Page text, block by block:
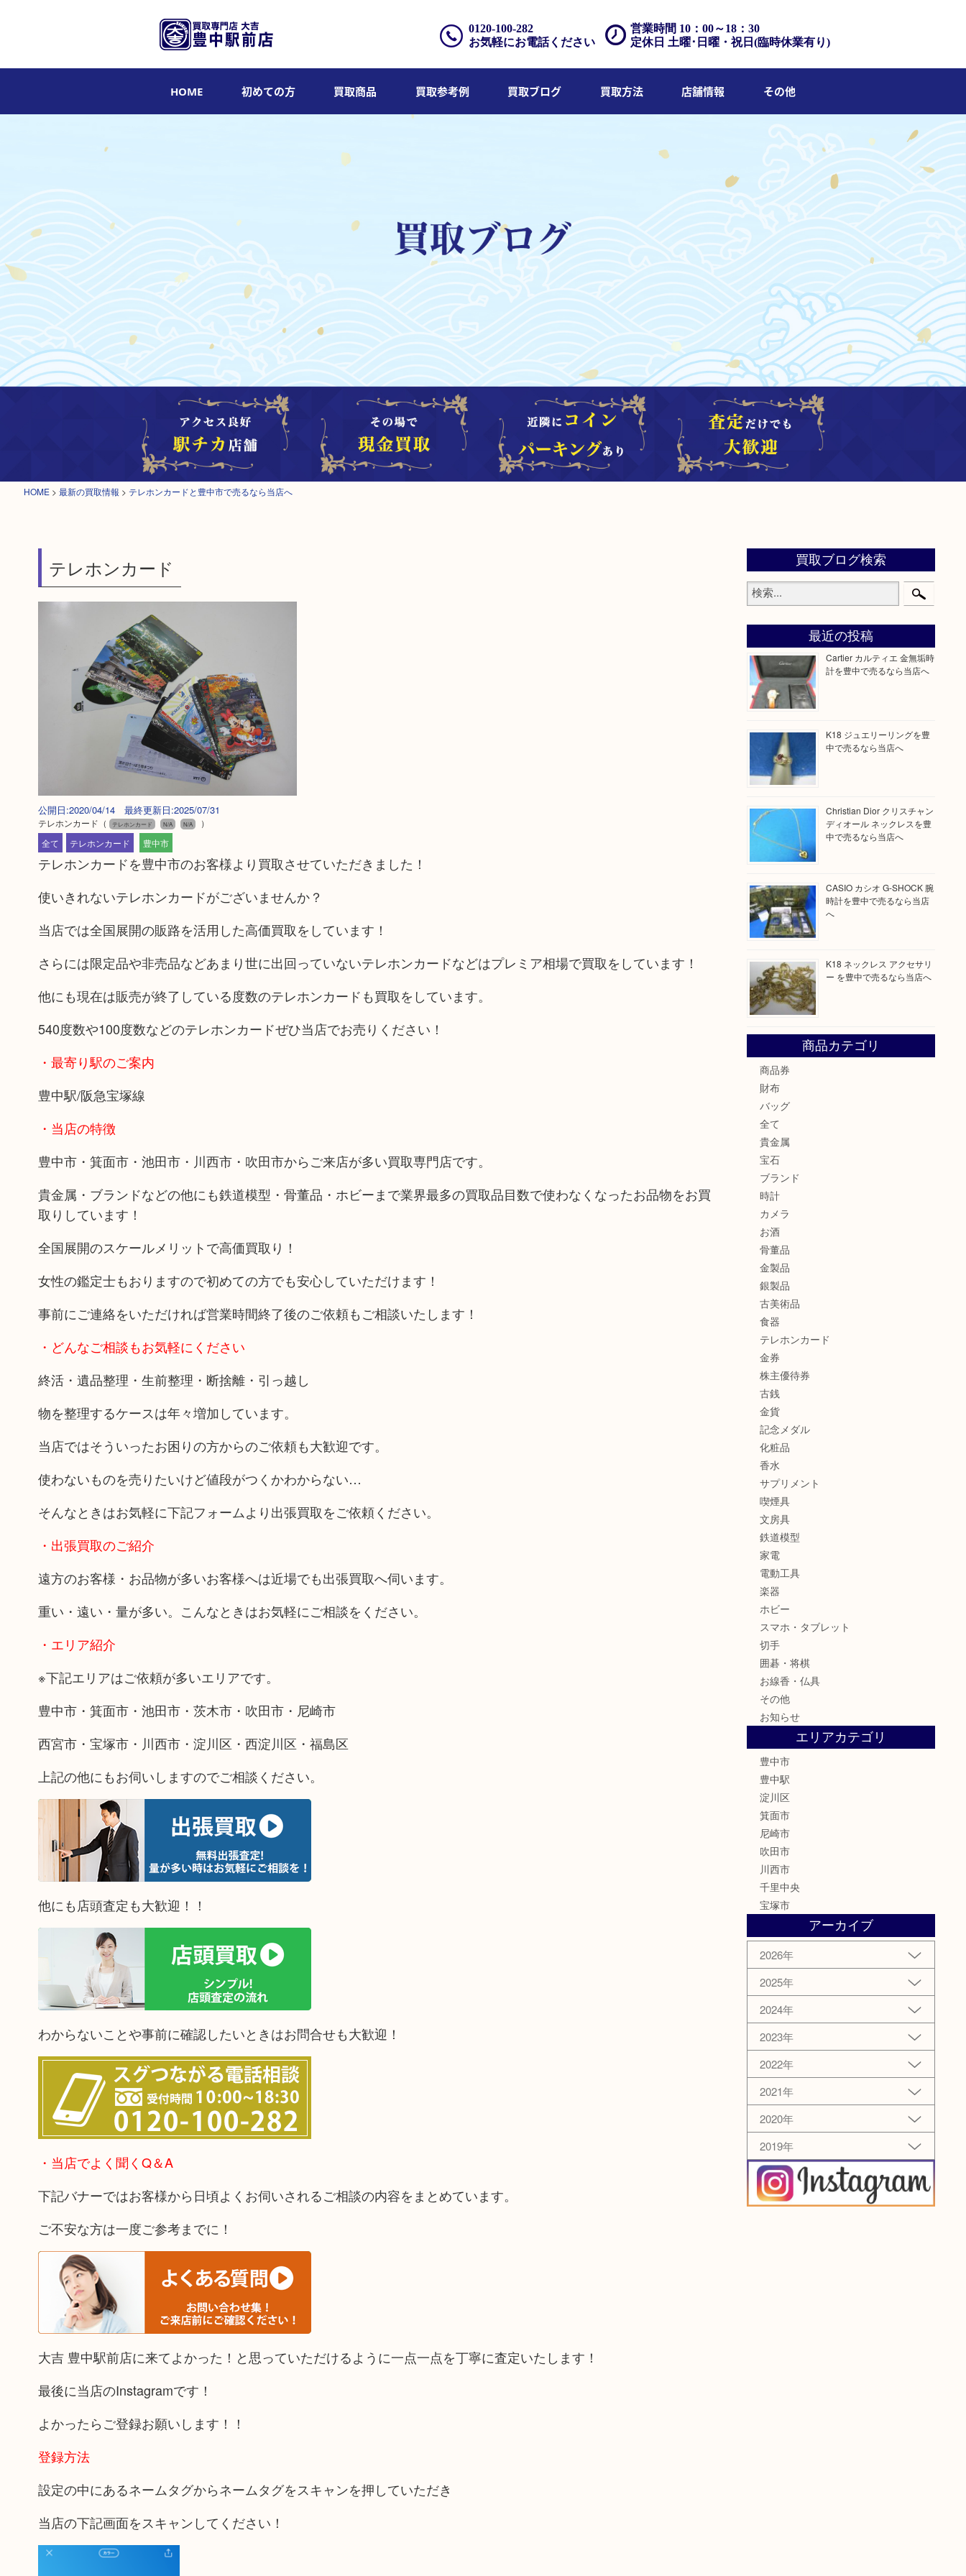
営業時間 10：00～18：30
定休日 土曜･日曜・祝日(臨時休業有り)
0120-100-282
お気軽にお電話ください
HOME 初めての方 買取商品 買取参考例 買取ブログ 買取方法 店舗情報 その他
HOME > 最新の買取情報 > テレホンカードと豊中市で売るなら当店へ
テレホンカード
公開日:2020/04/14 最終更新日:2025/07/31
テレホンカード （ テレホンカード N/A N/A
）
全て
テレホンカード 豊中市
テレホンカードを豊中市のお客様より買取させていただきました！
使いきれないテレホンカードがございませんか？
当店では全国展開の販路を活用した高価買取をしています！
さらには限定品や非売品などあまり世に出回っていないテレホンカードなどはプレミア相場で買取をしています！
他にも現在は販売が終了している度数のテレホンカードも買取をしています。
540度数や100度数などのテレホンカードぜひ当店でお売りください！
・最寄り駅のご案内
豊中駅/阪急宝塚線
・当店の特徴
豊中市・箕面市・池田市・川西市・吹田市からご来店が多い買取専門店です。
貴金属・ブランドなどの他にも鉄道模型・骨董品・ホビーまで業界最多の買取品目数で使わなくなったお品物をお買
取りしています！
全国展開のスケールメリットで高価買取り！
女性の鑑定士もおりますので初めての方でも安心していただけます！
事前にご連絡をいただければ営業時間終了後のご依頼もご相談いたします！
・どんなご相談もお気軽にください
終活・遺品整理・生前整理・断捨離・引っ越し
物を整理するケースは年々増加しています。
当店ではそういったお困りの方からのご依頼も大歓迎です。
使わないものを売りたいけど値段がつくかわからない…
そんなときはお気軽に下記フォームより出張買取をご依頼ください。
・出張買取のご紹介
遠方のお客様・お品物が多いお客様へは近場でも出張買取へ伺います。
重い・遠い・量が多い。こんなときはお気軽にご相談をください。
・エリア紹介
※下記エリアはご依頼が多いエリアです。
豊中市・箕面市・池田市・茨木市・吹田市・尼崎市
西宮市・宝塚市・川西市・淀川区・西淀川区・福島区
上記の他にもお伺いしますのでご相談ください。
他にも店頭査定も大歓迎！！
わからないことや事前に確認したいときはお問合せも大歓迎！
・当店でよく聞くQ＆A
下記バナーではお客様から日頃よくお伺いされるご相談の内容をまとめています。
ご不安な方は一度ご参考までに！
大吉 豊中駅前店に来てよかった！と思っていただけるように一点一点を丁寧に査定いたします！
最後に当店のInstagramです！
よかったらご登録お願いします！！
登録方法
設定の中にあるネームタグからネームタグをスキャンを押していただき
当店の下記画面をスキャンしてください！
買取ブログ検索
最近の投稿
Cartier カルティエ 金無垢時
計を豊中で売るなら当店へ
K18 ジュエリーリングを豊
中で売るなら当店へ
Christian Dior クリスチャン
ディオール ネックレスを豊
中で売るなら当店へ
CASIO カシオ G-SHOCK 腕
時計を豊中で売るなら当店
へ
K18 ネックレス アクセサリ
ー を豊中で売るなら当店へ
商品カテゴリ
商品券
財布
バッグ
全て
貴金属
宝石
ブランド
時計
カメラ
お酒
骨董品
金製品
銀製品
古美術品
食器
テレホンカード
金券
株主優待券
古銭
金貨
記念メダル
化粧品
香水
サプリメント
喫煙具
文房具
鉄道模型
家電
電動工具
楽器
ホビー
スマホ・タブレット
切手
囲碁・将棋
お線香・仏具
その他
お知らせ
エリアカテゴリ
豊中市
豊中駅
淀川区
箕面市
尼崎市
吹田市
川西市
千里中央
宝塚市
アーカイブ
2026年
2025年
2024年
2023年
2022年
2021年
2020年
2019年